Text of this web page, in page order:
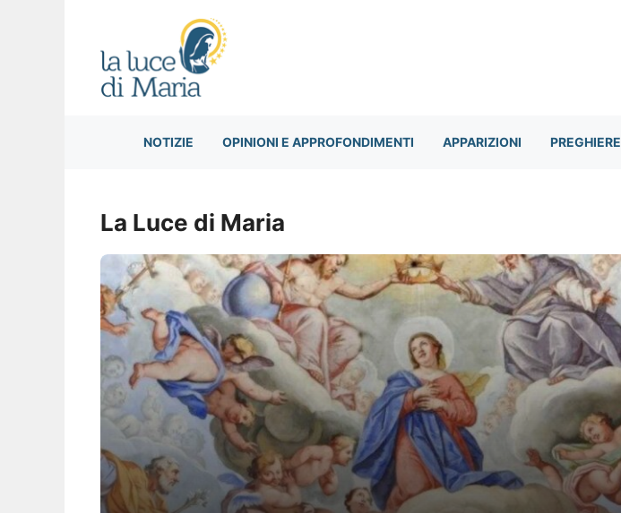
NOTIZIE OPINIONI E APPROFONDIMENTI APPARIZIONI PREGHIERE
La Luce di Maria